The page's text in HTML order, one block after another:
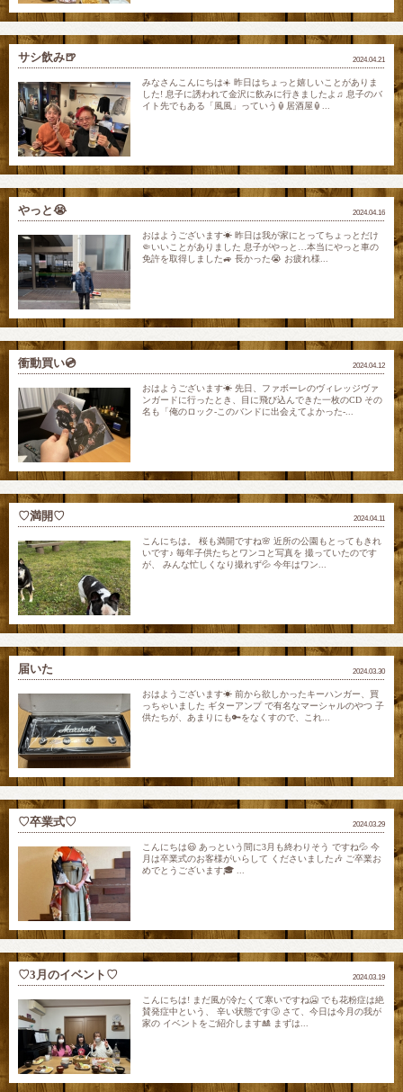
2024.04.21
サシ飲み🍺
みなさんこんにちは☀️ 昨日はちょっと嬉しいことがありま
した! 息子に誘われて金沢に飲みに行きましたよ♫ 息子のバ
イト先でもある「風風」っていう🏮居酒屋🏮...
2024.04.16
やっと😭
おはようございます☀ 昨日は我が家にとってちょっとだけ
🤏いいことがありました 息子がやっと…本当にやっと車の
免許を取得しました🚙 長かった😭 お疲れ様...
2024.04.12
衝動買い💿
おはようございます☀ 先日、ファボーレのヴィレッジヴァ
ンガードに行ったとき、目に飛び込んできた一枚のCD その
名も「俺のロック-このバンドに出会えてよかった-...
2024.04.11
♡満開♡
こんにちは。 桜も満開ですね🌸 近所の公園もとってもきれ
いです♪ 毎年子供たちとワンコと写真を 撮っていたのです
が、 みんな忙しくなり撮れず💦 今年はワン...
2024.03.30
届いた
おはようございます☀ 前から欲しかったキーハンガー、買
っちゃいました ギターアンプ で有名なマーシャルのやつ 子
供たちが、あまりにも🔑をなくすので、これ...
2024.03.29
♡卒業式♡
こんにちは😃 あっという間に3月も終わりそう ですね💦 今
月は卒業式のお客様がいらして くださいました🎶 ご卒業お
めでとうございます🎓 ...
2024.03.19
♡3月のイベント♡
こんにちは! まだ風が冷たくて寒いですね🥶 でも花粉症は絶
賛発症中という、 辛い状態です🤧 さて、今日は今月の我が
家の イベントをご紹介します🎎 まずは...